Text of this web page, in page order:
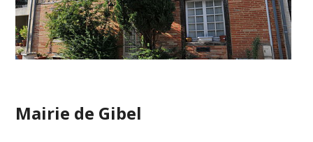
Mairie de Gibel